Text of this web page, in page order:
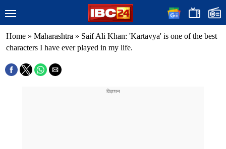
Home » Maharashtra » Saif Ali Khan: 'Kartavya' is one of the best
characters I have ever played in my life.